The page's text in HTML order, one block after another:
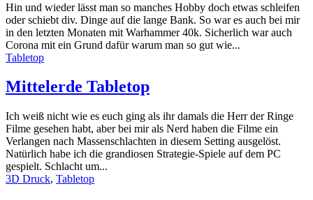
Hin und wieder lässt man so manches Hobby doch etwas schleifen
oder schiebt div. Dinge auf die lange Bank. So war es auch bei mir
in den letzten Monaten mit Warhammer 40k. Sicherlich war auch
Corona mit ein Grund dafür warum man so gut wie...
Tabletop
Mittelerde Tabletop
Ich weiß nicht wie es euch ging als ihr damals die Herr der Ringe
Filme gesehen habt, aber bei mir als Nerd haben die Filme ein
Verlangen nach Massenschlachten in diesem Setting ausgelöst.
Natürlich habe ich die grandiosen Strategie-Spiele auf dem PC
gespielt. Schlacht um...
3D Druck, Tabletop